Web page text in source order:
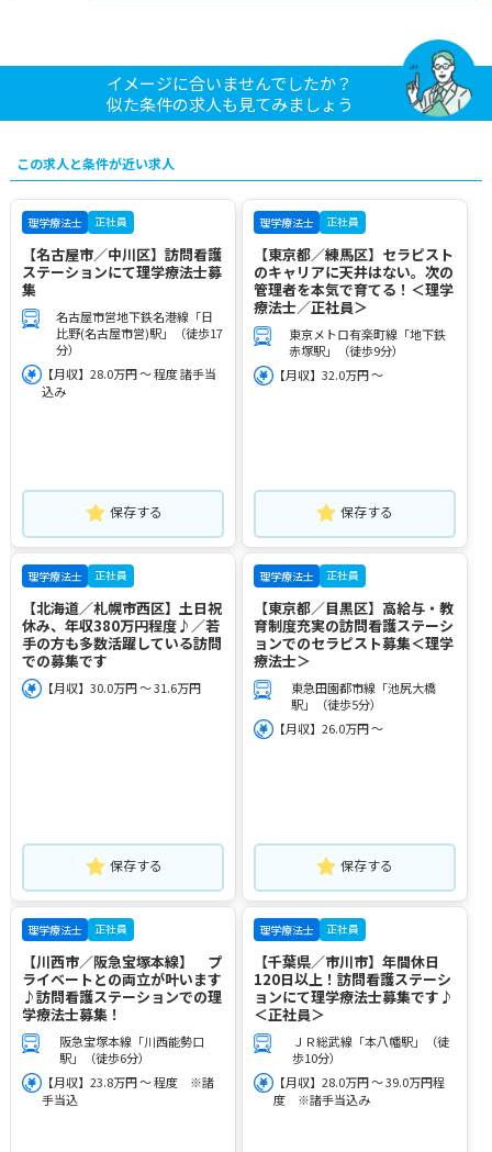
イメージに合いませんでしたか？
似た条件の求人も見てみましょう
この求人と条件が近い求人
理学療法士 正社員
【名古屋市／中川区】訪問看護
ステーションにて理学療法士募
集
名古屋市営地下鉄名港線「日
比野(名古屋市営)駅」（徒歩17
分）
【月収】28.0万円 ～ 程度 諸手当
込み
保存する
理学療法士 正社員
【東京都／練馬区】セラピスト
のキャリアに天井はない。次の
管理者を本気で育てる！＜理学
療法士／正社員＞
東京メトロ有楽町線「地下鉄
赤塚駅」（徒歩9分）
【月収】32.0万円 ～
保存する
理学療法士 正社員
【北海道／札幌市西区】土日祝
休み、年収380万円程度♪／若
手の方も多数活躍している訪問
での募集です
【月収】30.0万円 ～ 31.6万円
保存する
理学療法士 正社員
【東京都／目黒区】高給与・教
育制度充実の訪問看護ステーシ
ョンでのセラピスト募集＜理学
療法士＞
東急田園都市線「池尻大橋
駅」（徒歩5分）
【月収】26.0万円 ～
保存する
理学療法士 正社員
【川西市／阪急宝塚本線】 プ
ライベートとの両立が叶います
♪訪問看護ステーションでの理
学療法士募集！
阪急宝塚本線「川西能勢口
駅」（徒歩6分）
【月収】23.8万円 ～ 程度 ※諸
手当込
理学療法士 正社員
【千葉県／市川市】年間休日
120日以上！訪問看護ステーシ
ョンにて理学療法士募集です♪
＜正社員＞
ＪＲ総武線「本八幡駅」（徒
歩10分）
【月収】28.0万円 ～ 39.0万円程
度 ※諸手当込み